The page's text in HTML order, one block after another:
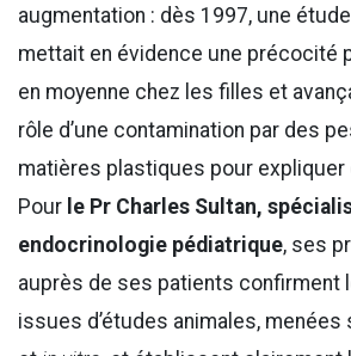
augmentation : dès 1997, une étude
mettait en évidence une précocité
en moyenne chez les filles et
rôle d’une contamination par des
matières plastiques pour
Pour le Pr Charles Sultan,
endocrinologie pédiatrique, ses
auprès de ses patients confirment
issues d’études animales, menées